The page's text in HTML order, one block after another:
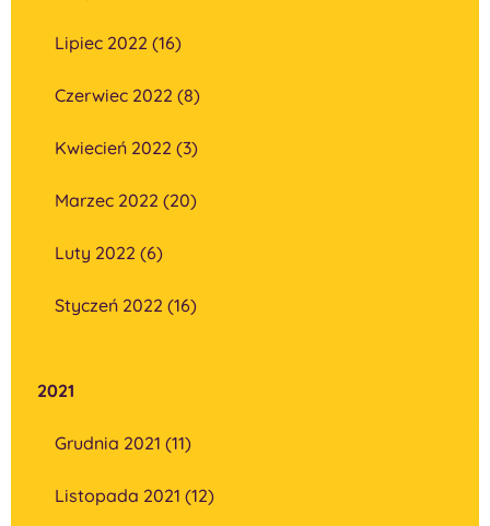
Lipiec 2022 (16)
Czerwiec 2022 (8)
Kwiecień 2022 (3)
Marzec 2022 (20)
Luty 2022 (6)
Styczeń 2022 (16)
2021
Grudnia 2021 (11)
Listopada 2021 (12)